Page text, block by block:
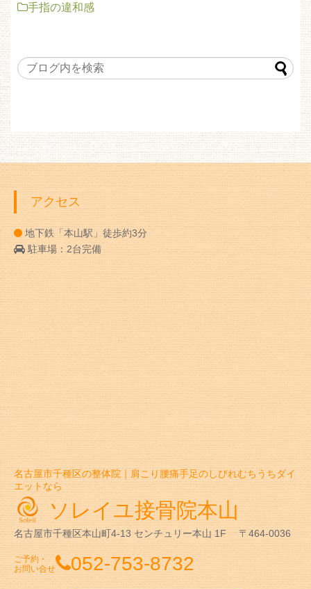
手指の違和感
アクセス
地下鉄「本山駅」徒歩約3分
駐車場：2台完備
名古屋市千種区の整体院｜肩こり腰痛手足のしびれむちうちダイ
エットなら
ソレイユ接骨院本山
名古屋市千種区本山町4-13 センチュリー本山 1F 〒464-0036
ご予約・
お問い合せ
052-753-8732